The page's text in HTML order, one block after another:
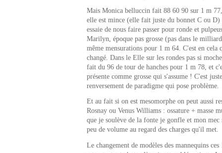
Mais Monica belluccin fait 88 60 90 sur 1 m
elle est mince (elle fait juste du bonnet C ou
essaie de nous faire passer pour ronde et
Marilyn, époque pas grosse (pas dans le
même mensurations pour 1 m 64. C'est en cela
changé. Dans le Elle sur les rondes pas si
fait du 96 de tour de hanches pour 1 m 78, et
présente comme grosse qui s'assume ! C'est
renversement de paradigme qui pose problème.
Et au fait si on est mesomorphe on peut aussi
Rosnay ou Venus Williams : ossature + masse
que je soulève de la fonte je gonfle et mon mec
peu de volume au regard des charges qu'il met.
Le changement de modèles des mannequins ces